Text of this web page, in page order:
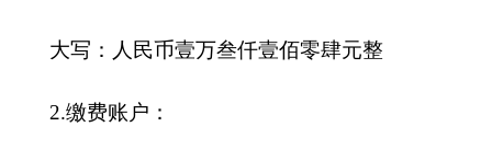
大写：人民币壹万叁仟壹佰零肆元整
2.缴费账户：